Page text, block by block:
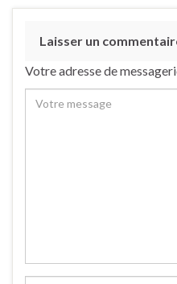
Laisser un
Votre adresse de